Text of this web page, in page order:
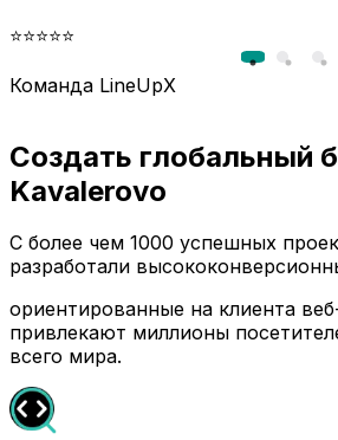
⭐⭐⭐⭐⭐
Команда LineUpX
Создать глобальный
Kavalerovo
С более чем 1000 успешных
разработали
ориентированные на клиента
привлекают миллионы
всего мира.